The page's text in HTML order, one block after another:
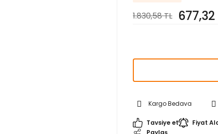
1.830,58 TL 677,32
Kargo Bedava
Tavsiye et
Fiyat
Paylaş